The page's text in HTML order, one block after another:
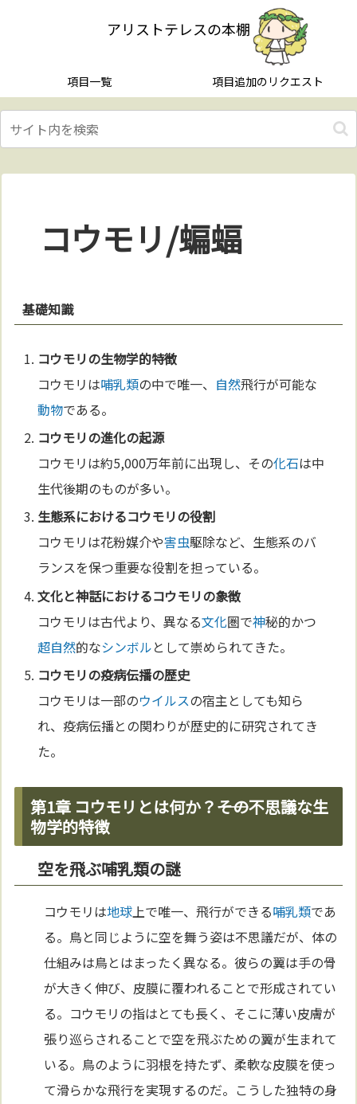
アリストテレスの本棚
項目一覧 項目追加のリクエスト
コウモリ/蝙蝠
基礎知識
コウモリの生物学的特徴
コウモリは哺乳類の中で唯一、 自然飛行が可能な
動物である。
コウモリの進化の起源
コウモリは約5,000万年前に出現し、その化石は中
生代後期のものが多い。
生態系におけるコウモリの役割
コウモリは花粉媒介や害虫駆除など、生態系のバ
ランスを保つ重要な役割を担っている。
文化と神話におけるコウモリの象徴
コウモリは古代より、異なる文化圏で神秘的かつ
超自然的なシンボルとして崇められてきた。
コウモリの疫病伝播の歴史
コウモリは一部のウイルスの宿主としても知ら
れ、疫病伝播との関わりが歴史的に研究されてき
た。
第1章 コウモリとは何か？――その不思議な生
物学的特徴
空を飛ぶ哺乳類の謎
コウモリは地球 上で唯一、飛行ができる哺乳類であ
る。鳥と同じように空を舞う姿は不思議だが、体の
仕組みは鳥とはまったく異なる。彼らの翼は手の骨
が大きく伸び、皮膜に覆われることで形成されてい
る。コウモリの指はとても長く、そこに薄い皮膚が
張り巡らされることで空を飛ぶための翼が生まれて
いる。鳥のように羽根を持たず、柔軟な皮膜を使っ
て滑らかな飛行を実現するのだ。こうした独特の身